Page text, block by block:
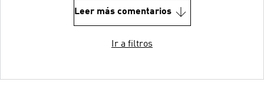
Leer más comentarios
Ir a filtros